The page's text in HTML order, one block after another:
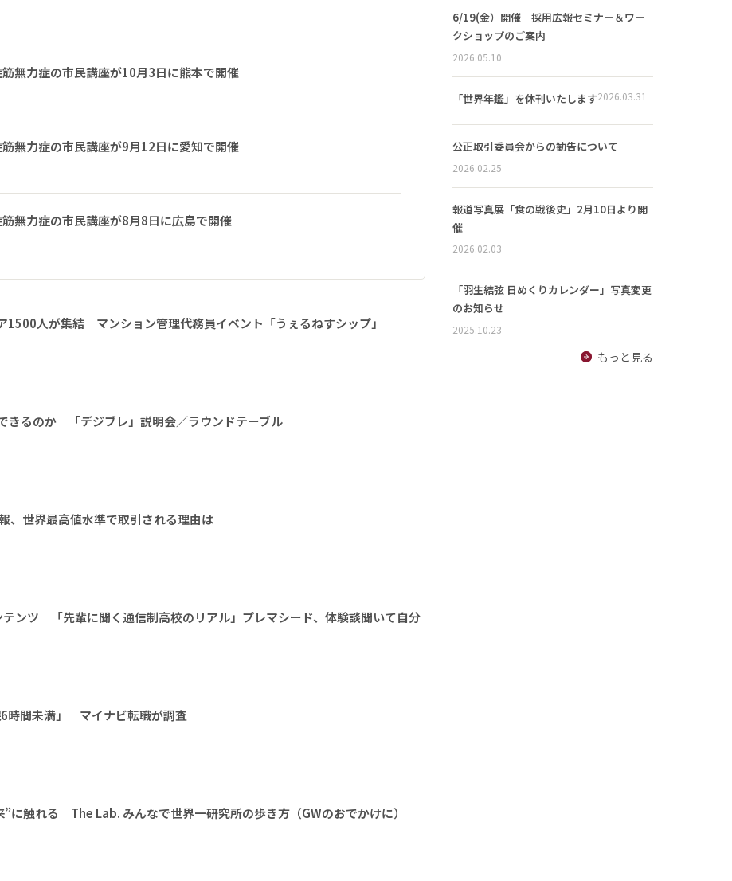
無力症の市民講座が10月3日に熊本で開催
無力症の市民講座が9月12日に愛知で開催
無力症の市民講座が8月8日に広島で開催
1500人が集結 マンション管理代務員イベント「うぇるねすシップ」
きるのか 「デジブレ」説明会／ラウンドテーブル
、世界最高値水準で取引される理由は
テンツ 「先輩に聞く通信制高校のリアル」プレマシード、体験談聞いて自分
時間未満」 マイナビ転職が調査
”に触れる The Lab. みんなで世界一研究所の歩き方（GWのおでかけに）
6/19(金）開催 採用広報セミナー＆ワー
クショップのご案内
2026.05.10
「世界年鑑」を休刊いたします2026.03.31
公正取引委員会からの勧告について
2026.02.25
報道写真展「食の戦後史」2月10日より開
催
2026.02.03
「羽生結弦 日めくりカレンダー」写真変更
のお知らせ
2025.10.23
もっと見る